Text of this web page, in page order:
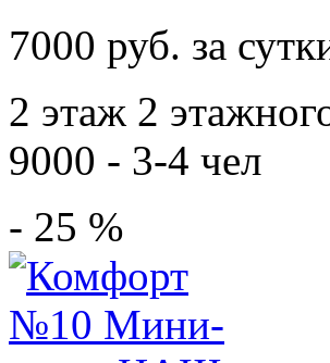
7000 руб. за
2 этаж 2
9000 - 3-4 чел
- 25 %